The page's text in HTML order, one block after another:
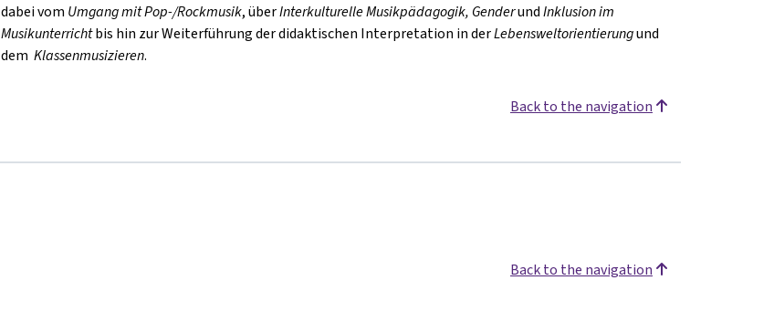
dabei vom Umgang mit Pop-/Rockmusik, überInterkulturelle Musikpädagogik, GenderundInklusionim
Musikunterrichtbis hin zur Weiterführung der didaktischen Interpretation in derLebensweltorientierungund
dem Klassenmusizieren.
Back to the navigation
Back to the navigation